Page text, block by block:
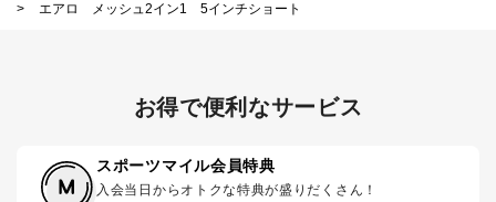
>
エアロ メッシュ2イン1 5インチショート
お得で便利なサービス
スポーツマイル会員特典
入会当日からオトクな特典が盛りだくさん！